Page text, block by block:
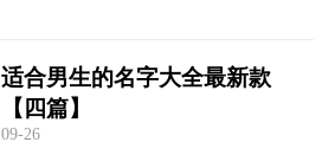
适合男生的名字大全最新款
【四篇】
09-26